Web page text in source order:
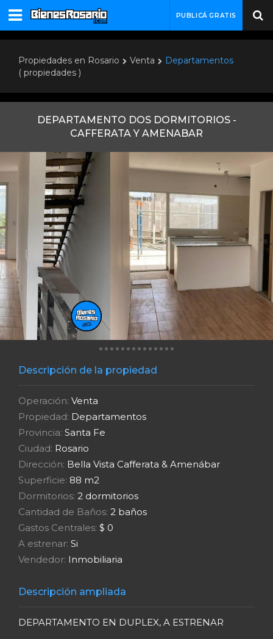
PUBLICÁ GRATIS
Propiedades en Rosario Venta
Departamentos
( propiedades )
DEPARTAMENTO DOS DORMITORIOS -
CAFFERATA Y AMENABAR
Descripción de la propiedad
Operación: Venta
Propiedad: Departamentos
Provincia: Santa Fe
Ciudad: Rosario
Dirección: Bella Vista Cafferata & Amenábar
Superficie: 88 m2
Dormitorios: 2 dormitorios
Cantidad de Baños: 2 baños
Gastos Centrales: $ 0
A estrenar: Si
Vendedor: Inmobiliaria
Descripción ampliada
DEPARTAMENTO EN DUPLEX, A ESTRENAR